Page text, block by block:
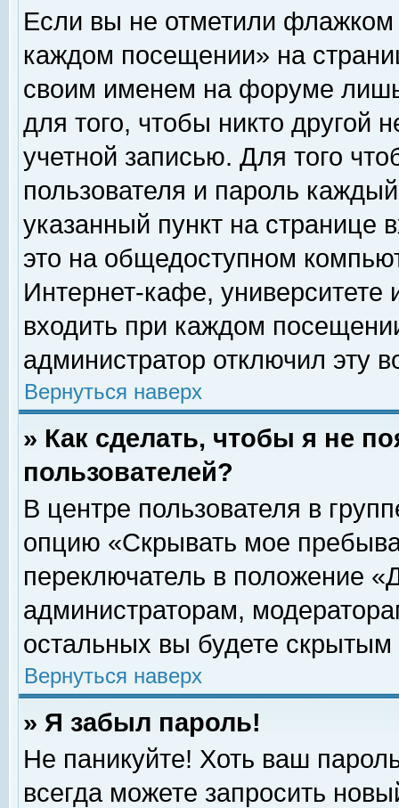
Если вы не отметили флажком
каждом посещении» на
своим именем на форуме
для того, чтобы никто другой
учетной записью. Для того
пользователя и пароль
указанный пункт на
это на общедоступном
Интернет-кафе, университете
входить при каждом
администратор отключил эту
Вернуться наверх
» Как сделать, чтобы я не
пользователей?
В центре пользователя в
опцию «Скрывать мое
переключатель в положение
администраторам,
остальных вы будете скрытым
Вернуться наверх
» Я забыл пароль!
Не паникуйте! Хоть ваш
всегда можете запросить